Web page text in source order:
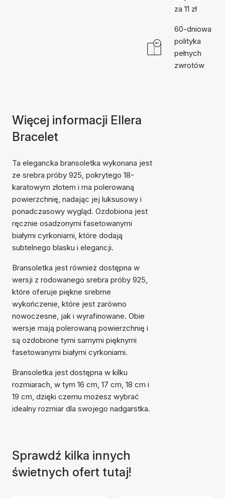
Przedmiot został dodany
do koszyka
za 11 zł
60-dniowa
polityka
pełnych
zwrotów
Więcej informacji Ellera
Bracelet
Ta elegancka bransoletka wykonana jest
ze srebra próby 925, pokrytego 18-
karatowym złotem i ma polerowaną
powierzchnię, nadając jej luksusowy i
ponadczasowy wygląd. Ozdobiona jest
ręcznie osadzonymi fasetowanymi
białymi cyrkoniami, które dodają
subtelnego blasku i elegancji.
Bransoletka jest również dostępna w
wersji z rodowanego srebra próby 925,
które oferuje piękne srebrne
wykończenie, które jest zarówno
nowoczesne, jak i wyrafinowane. Obie
wersje mają polerowaną powierzchnię i
są ozdobione tymi samymi pięknymi
fasetowanymi białymi cyrkoniami.
Bransoletka jest dostępna w kilku
rozmiarach, w tym 16 cm, 17 cm, 18 cm i
19 cm, dzięki czemu możesz wybrać
idealny rozmiar dla swojego nadgarstka.
Sprawdź kilka innych
świetnych ofert tutaj!